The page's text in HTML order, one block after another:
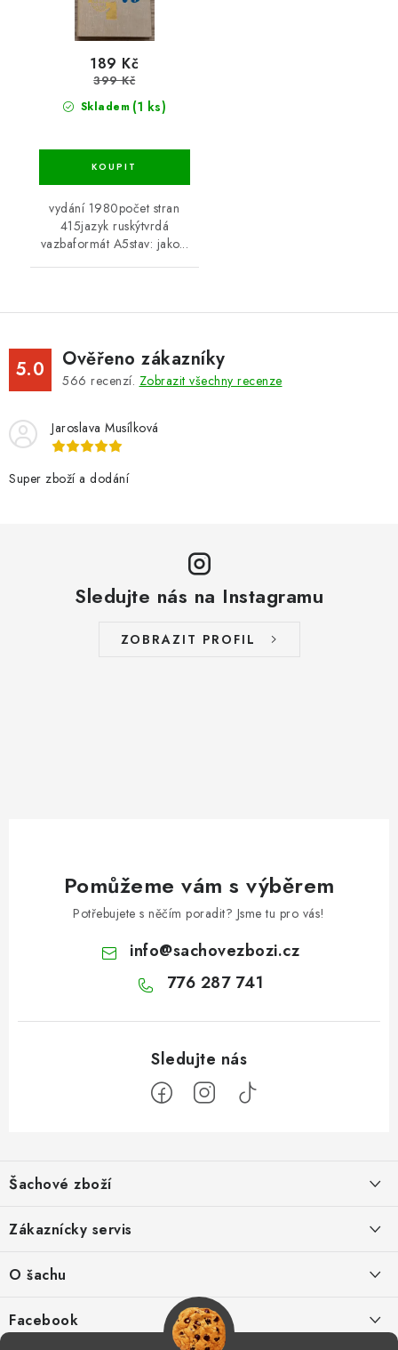
Skladem (1 ks)
189 Kč
399 Kč
vydání 1980počet stran
415jazyk ruskýtvrdá
vazbaformát A5stav: jako...
5.0 Ověřeno zákazníky
566 recenzí. Zobrazit všechny recenze
Jaroslava Musílková
Super zboží a dodání
Sledujte nás na Instagramu
ZOBRAZIT PROFIL
Pomůžeme vám s výběrem
Potřebujete s něčím poradit? Jsme tu pro vás!
info@sachovezbozi.cz
776 287 741
á
p
a
Šachové zboží
Zákaznícky servis
Výhody nákupu u nás
O šachu
Facebook